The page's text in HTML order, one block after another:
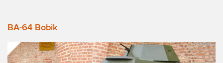
BA-64 Bobik